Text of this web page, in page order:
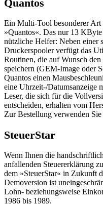
Quantos
Ein Multi-Tool besonderer
»Quantos«. Das nur 13
nützliche Helfer: Neben einer
Druckerspooler verfügt das
Routinen, die auf Wunsch
speichern (GEM-Image oder
Quantos einen
eine Uhrzeit-/Datumsanzeige
Leser, die sich für die
entscheiden, erhalten vom
Zur Bestellung verwenden
SteuerStar
Wenn Ihnen die
anfallenden Steuererklärung
dem »SteuerStar« in Zukunft
Demoversion ist
Lohn- beziehungsweise
1986 bis 1989.